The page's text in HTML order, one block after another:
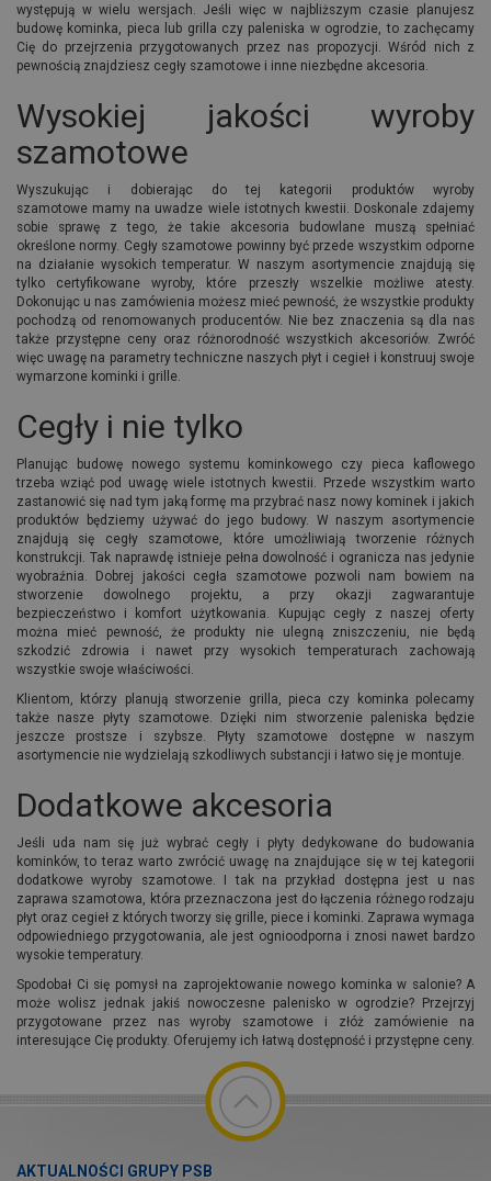
występują w wielu wersjach. Jeśli więc w najbliższym czasie planujesz
budowę kominka, pieca lub grilla czy paleniska w ogrodzie, to zachęcamy
Cię do przejrzenia przygotowanych przez nas propozycji. Wśród nich z
pewnością znajdziesz cegły szamotowe i inne niezbędne akcesoria.
Wysokiej jakości wyroby
szamotowe
Wyszukując i dobierając do tej kategorii produktów wyroby
szamotowe mamy na uwadze wiele istotnych kwestii. Doskonale zdajemy
sobie sprawę z tego, że takie akcesoria budowlane muszą spełniać
określone normy. Cegły szamotowe powinny być przede wszystkim odporne
na działanie wysokich temperatur. W naszym asortymencie znajdują się
tylko certyfikowane wyroby, które przeszły wszelkie możliwe atesty.
Dokonując u nas zamówienia możesz mieć pewność, że wszystkie produkty
pochodzą od renomowanych producentów. Nie bez znaczenia są dla nas
także przystępne ceny oraz różnorodność wszystkich akcesoriów. Zwróć
więc uwagę na parametry techniczne naszych płyt i cegieł i konstruuj swoje
wymarzone kominki i grille.
Cegły i nie tylko
Planując budowę nowego systemu kominkowego czy pieca kaflowego
trzeba wziąć pod uwagę wiele istotnych kwestii. Przede wszystkim warto
zastanowić się nad tym jaką formę ma przybrać nasz nowy kominek i jakich
produktów będziemy używać do jego budowy. W naszym asortymencie
znajdują się cegły szamotowe, które umożliwiają tworzenie różnych
konstrukcji. Tak naprawdę istnieje pełna dowolność i ogranicza nas jedynie
wyobraźnia. Dobrej jakości cegła szamotowe pozwoli nam bowiem na
stworzenie dowolnego projektu, a przy okazji zagwarantuje
bezpieczeństwo i komfort użytkowania. Kupując cegły z naszej oferty
można mieć pewność, że produkty nie ulegną zniszczeniu, nie będą
szkodzić zdrowia i nawet przy wysokich temperaturach zachowają
wszystkie swoje właściwości.
Klientom, którzy planują stworzenie grilla, pieca czy kominka polecamy
także nasze płyty szamotowe. Dzięki nim stworzenie paleniska będzie
jeszcze prostsze i szybsze. Płyty szamotowe dostępne w naszym
asortymencie nie wydzielają szkodliwych substancji i łatwo się je montuje.
Dodatkowe akcesoria
Jeśli uda nam się już wybrać cegły i płyty dedykowane do budowania
kominków, to teraz warto zwrócić uwagę na znajdujące się w tej kategorii
dodatkowe wyroby szamotowe. I tak na przykład dostępna jest u nas
zaprawa szamotowa, która przeznaczona jest do łączenia różnego rodzaju
płyt oraz cegieł z których tworzy się grille, piece i kominki. Zaprawa wymaga
odpowiedniego przygotowania, ale jest ognioodporna i znosi nawet bardzo
wysokie temperatury.
Spodobał Ci się pomysł na zaprojektowanie nowego kominka w salonie? A
może wolisz jednak jakiś nowoczesne palenisko w ogrodzie? Przejrzyj
przygotowane przez nas wyroby szamotowe i złóż zamówienie na
interesujące Cię produkty. Oferujemy ich łatwą dostępność i przystępne ceny.
AKTUALNOŚCI GRUPY PSB